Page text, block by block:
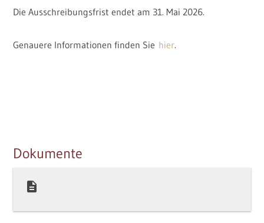
Die Ausschreibungsfrist endet am 31. Mai 2026.
Genauere Informationen finden Sie hier.
Dokumente